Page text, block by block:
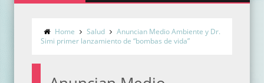
Home Salud
Anuncian Medio Ambiente y Dr.
Simi primer lanzamiento de “bombas de vida”